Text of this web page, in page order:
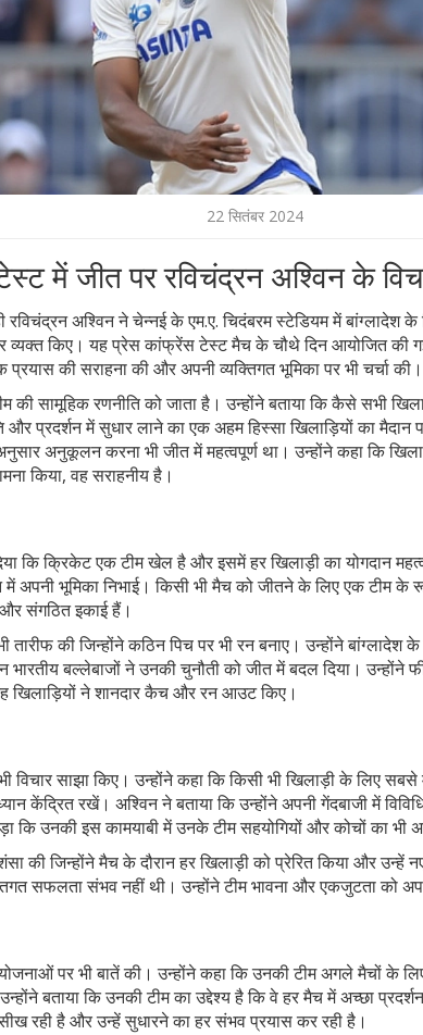
22 सितंबर 2024
में जीत पर रविचंद्रन अश्विन के
अश्विन ने चेन्नई के एम.ए. चिदंबरम स्टेडियम में बांग्लादेश
किए। यह प्रेस कांफ्रेंस टेस्ट मैच के चौथे दिन आयोजित की गई
की सराहना की और अपनी व्यक्तिगत भूमिका पर भी चर्चा की।
सामूहिक रणनीति को जाता है। उन्होंने बताया कि कैसे सभी
और प्रदर्शन में सुधार लाने का एक अहम हिस्सा खिलाड़ियों का मैदान
अनुकूलन करना भी जीत में महत्वपूर्ण था। उन्होंने कहा कि
किया, वह सराहनीय है।
कि क्रिकेट एक टीम खेल है और इसमें हर खिलाड़ी का योगदान
अपनी भूमिका निभाई। किसी भी मैच को जीतने के लिए एक टीम
संगठित इकाई हैं।
की जिन्होंने कठिन पिच पर भी रन बनाए। उन्होंने बांग्लादेश
बल्लेबाजों ने उनकी चुनौती को जीत में बदल दिया। उन्होंने
खिलाड़ियों ने शानदार कैच और रन आउट किए।
विचार साझा किए। उन्होंने कहा कि किसी भी खिलाड़ी के लिए सबसे
केंद्रित रखें। अश्विन ने बताया कि उन्होंने अपनी गेंदबाजी में
कि उनकी इस कामयाबी में उनके टीम सहयोगियों और कोचों का भी
की जिन्होंने मैच के दौरान हर खिलाड़ी को प्रेरित किया और उन्हें
सफलता संभव नहीं थी। उन्होंने टीम भावना और एकजुटता को
पर भी बातें की। उन्होंने कहा कि उनकी टीम अगले मैचों के
बताया कि उनकी टीम का उद्देश्य है कि वे हर मैच में अच्छा
रही है और उन्हें सुधारने का हर संभव प्रयास कर रही है।